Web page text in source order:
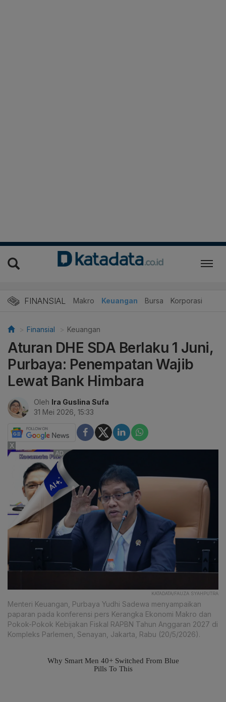
FINANSIAL Makro Keuangan Bursa Korporasi
Finansial Keuangan
Aturan DHE SDA Berlaku 1 Juni,
Purbaya: Penempatan Wajib
Lewat Bank Himbara
Oleh Ira Guslina Sufa
31 Mei 2026, 15:33
KATADATA/FAUZA SYAHPUTRA
Menteri Keuangan, Purbaya Yudhi Sadewa menyampaikan
paparan pada konferensi pers Kerangka Ekonomi Makro dan
Pokok-Pokok Kebijakan Fiskal RAPBN Tahun Anggaran 2027 di
Kompleks Parlemen, Senayan, Jakarta, Rabu (20/5/2026).
X